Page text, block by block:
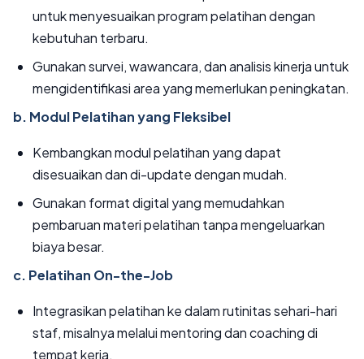
untuk menyesuaikan program pelatihan dengan
kebutuhan terbaru.
Gunakan survei, wawancara, dan analisis kinerja untuk
mengidentifikasi area yang memerlukan peningkatan.
b. Modul Pelatihan yang Fleksibel
Kembangkan modul pelatihan yang dapat
disesuaikan dan di-update dengan mudah.
Gunakan format digital yang memudahkan
pembaruan materi pelatihan tanpa mengeluarkan
biaya besar.
c. Pelatihan On-the-Job
Integrasikan pelatihan ke dalam rutinitas sehari-hari
staf, misalnya melalui mentoring dan coaching di
tempat kerja.